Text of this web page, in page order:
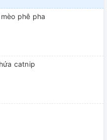
phê pha
catnip